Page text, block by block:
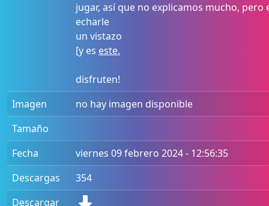
jugar, así que no explicamos mucho, pero
echarle
un vistazo
[y es este.
disfruten!
Imagen
no hay imagen disponible
Tamaño
Fecha
viernes 09 febrero 2024 - 12:56:35
Descargas
354
Descargar